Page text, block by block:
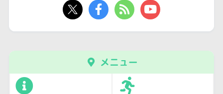
メニュー